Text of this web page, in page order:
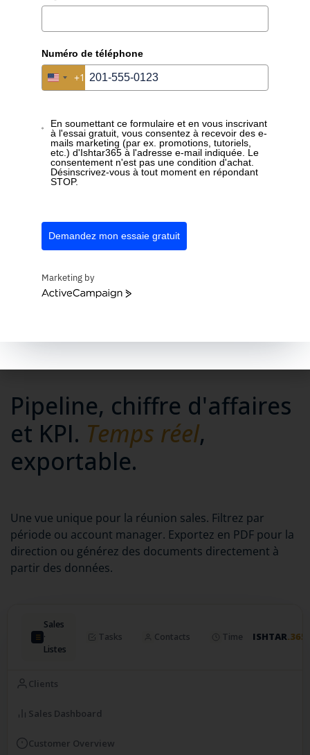
devons le créer deux fois — et si son e-mail change, il
faut le modifier deux fois. »
Un seul enregistrement de contact avec plusieurs liens
d'organisation simultanés
Listes de distribution sur métadonnées : rôle, secteur,
région, étape de deal, langue
Filtrer sur « tous les CFO en logistique avec deal ouvert »
— en un clic
Pasconçu comme du marketing automation — mais
comme base pour la segmentation commerciale et le
suivi ciblé
Pipeline, chiffre d'affaires
et KPI. Temps réel,
exportable.
Une vue unique pour la réunion sales. Filtrez par
période ou account manager. Exportez en PDF pour la
direction ou générez des documents directement à
partir des données.
Sales
·
Listes
Tasks Contacts Time ISHTAR.365
Clients
Sales Dashboard
Customer Overview
Numéro de téléphone
United States +1
+1
En soumettant ce formulaire et en vous inscrivant
à l'essai gratuit, vous consentez à recevoir des e-
mails marketing (par ex. promotions, tutoriels,
etc.) d'Ishtar365 à l'adresse e-mail indiquée. Le
consentement n'est pas une condition d'achat.
Désinscrivez-vous à tout moment en répondant
STOP.
Demandez mon essaie gratuit
Marketing by
ActiveCampaign